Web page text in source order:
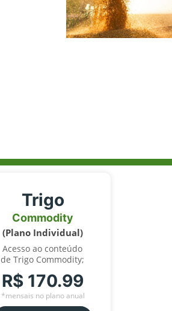
Trigo
Commodity
(Plano Individual)
Acesso ao conteúdo
de Trigo Commodity;
R$ 170.99
*mensais no plano anual